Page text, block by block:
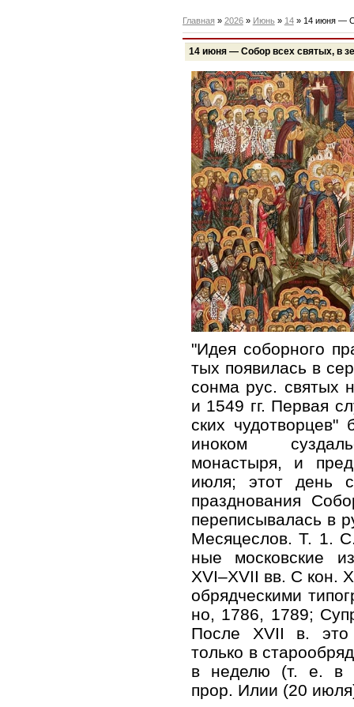
Главная » 2026 » Июнь » 14» 14 июня —
14 июня — Собор всех святых, в
"Идея со­бор­но­го
тых по­яви­лась в
сон­ма рус. свя­тых
и 1549 гг. Пер­вая
ских чу­до­твор­цев"
ино­ком
монастыря, и
июля; этот день
празд­но­ва­ния
пе­ре­пи­сы­ва­лась в
Ме­ся­це­слов. Т. 1.
ные мос­ков­ские
XVI–XVII вв. С кон.
об­ряд­че­ски­ми
но, 1786, 1789;
По­сле XVII в. это
толь­ко в
в неде­лю (т. е. в
прор. Илии (20